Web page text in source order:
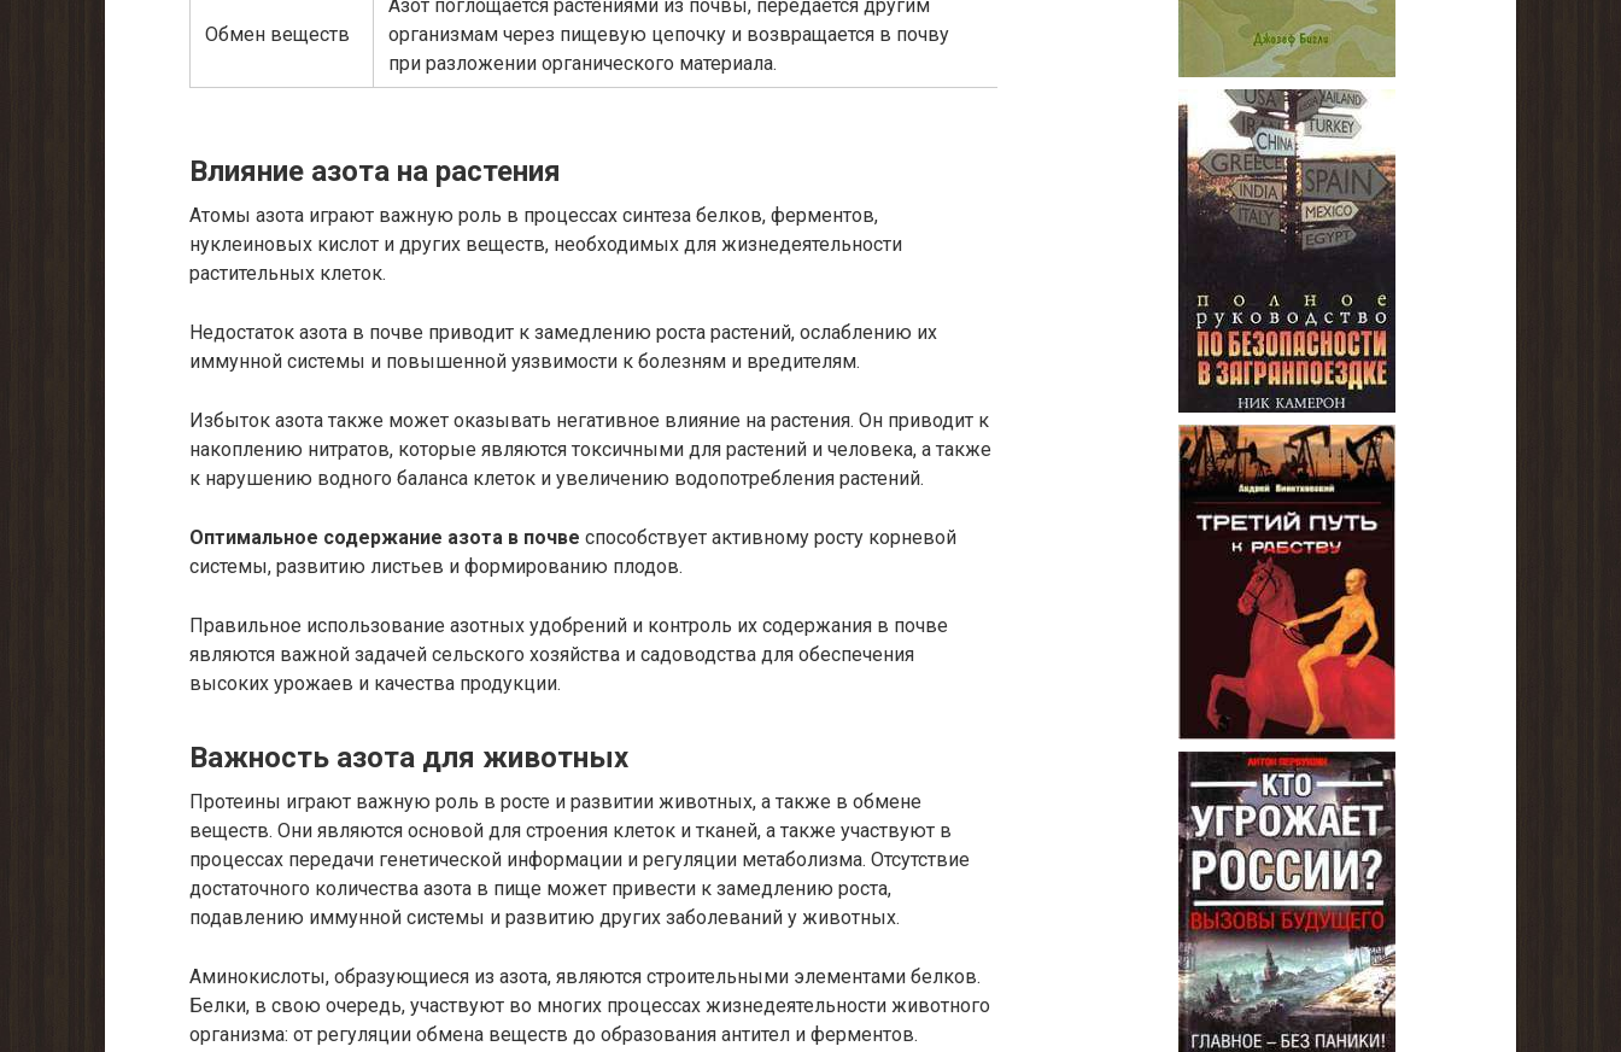
Обмен веществ
Азот поглощается растениями из почвы, передается другим
организмам через пищевую цепочку и возвращается в почву
при разложении органического материала.
Влияние азота на растения
Атомы азота играют важную роль в процессах синтеза белков, ферментов,
нуклеиновых кислот и других веществ, необходимых для жизнедеятельности
растительных клеток.
Недостаток азота в почве приводит к замедлению роста растений, ослаблению их
иммунной системы и повышенной уязвимости к болезням и вредителям.
Избыток азота также может оказывать негативное влияние на растения. Он приводит к
накоплению нитратов, которые являются токсичными для растений и человека, а также
к нарушению водного баланса клеток и увеличению водопотребления растений.
Оптимальное содержание азота в почве способствует активному росту корневой
системы, развитию листьев и формированию плодов.
Правильное использование азотных удобрений и контроль их содержания в почве
являются важной задачей сельского хозяйства и садоводства для обеспечения
высоких урожаев и качества продукции.
Важность азота для животных
Протеины играют важную роль в росте и развитии животных, а также в обмене
веществ. Они являются основой для строения клеток и тканей, а также участвуют в
процессах передачи генетической информации и регуляции метаболизма. Отсутствие
достаточного количества азота в пище может привести к замедлению роста,
подавлению иммунной системы и развитию других заболеваний у животных.
Аминокислоты, образующиеся из азота, являются строительными элементами белков.
Белки, в свою очередь, участвуют во многих процессах жизнедеятельности животного
организма: от регуляции обмена веществ до образования антител и ферментов.